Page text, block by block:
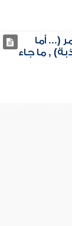
(... أما
, ما جاء